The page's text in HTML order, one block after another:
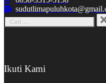
Ikuti Kami